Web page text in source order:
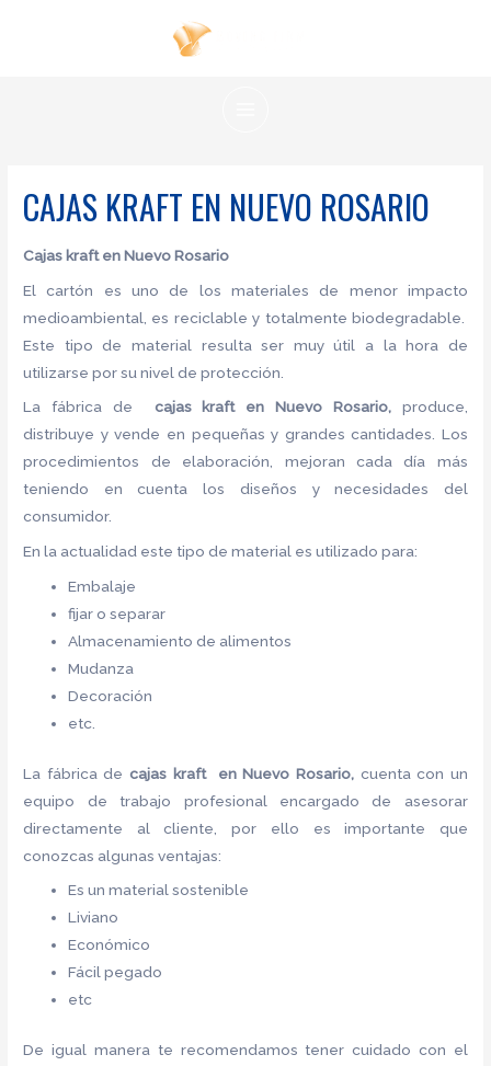
CAJAS KRAFT EN NUEVO ROSARIO
Cajas kraft en Nuevo Rosario
El cartón es uno de los materiales de menor impacto
medioambiental, es reciclable y totalmente biodegradable.
Este tipo de material resulta ser muy útil a la hora de
utilizarse por su nivel de protección.
La fábrica de cajas kraft en Nuevo Rosario, produce,
distribuye y vende en pequeñas y grandes cantidades. Los
procedimientos de elaboración, mejoran cada día más
teniendo en cuenta los diseños y necesidades del
consumidor.
En la actualidad este tipo de material es utilizado para:
Embalaje
fijar o separar
Almacenamiento de alimentos
Mudanza
Decoración
etc.
La fábrica de cajas kraft en Nuevo Rosario, cuenta con un
equipo de trabajo profesional encargado de asesorar
directamente al cliente, por ello es importante que
conozcas algunas ventajas:
Es un material sostenible
Liviano
Económico
Fácil pegado
etc
De igual manera te recomendamos tener cuidado con el